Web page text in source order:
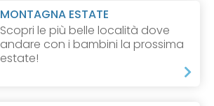
MONTAGNA ESTATE
Scopri le più belle località dove
andare con i bambini la prossima
estate!